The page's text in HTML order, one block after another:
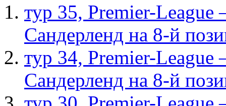
тур 35, Рremier-
Сандерленд на 8-й
тур 34, Рremier-
Сандерленд на 8-й